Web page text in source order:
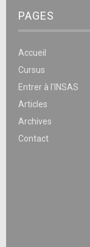
PAGES
Accueil
Cursus
Entrer à l’INSAS
Articles
Archives
Contact